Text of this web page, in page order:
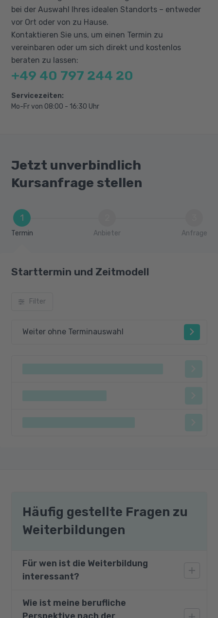
didaktisch-methodische Ansätze,
praktische Übungen und Methoden,
Fallarbeit
Familien mit Migrationshintergrund -
Elternarbeit:
Religionen und Kulturen, kulturelle Prägung,
Herausforderungen in der Praxis,
bei der Auswahl Ihres idealen Standorts – entweder
vor Ort oder von zu Hause.
Kontaktieren Sie uns, um einen Termin zu
vereinbaren oder um sich direkt und kostenlos
beraten zu lassen:
+49 40 797 244 20
Servicezeiten:
Mo-Fr von 08:00 - 16:30 Uhr
Jetzt unverbindlich
Kursanfrage stellen
1
Termin Anbieter Anfrage
Starttermin und Zeitmodell
Filter
Weiter ohne Terminauswahl
Häufig gestellte Fragen zu
Weiterbildungen
Für wen ist die Weiterbildung
interessant?
Der Kurs wendet sich an alle Teilnehmer, die in
pädagogischen Bereichen tätig sind oder tätig
Wie ist meine berufliche